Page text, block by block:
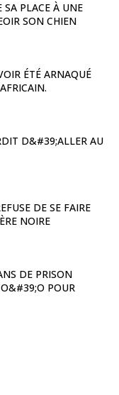
SA PLACE À UNE
SON CHIEN
ÉTÉ ARNAQUÉ
D&#39;ALLER AU
DE SE FAIRE
NOIRE
DE PRISON
POUR